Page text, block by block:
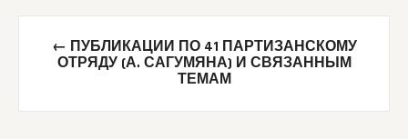
Post
navigation
← ПУБЛИКАЦИИ ПО 41 ПАРТИЗАНСКОМУ
ОТРЯДУ (А. САГУМЯНА) И СВЯЗАННЫМ
ТЕМАМ